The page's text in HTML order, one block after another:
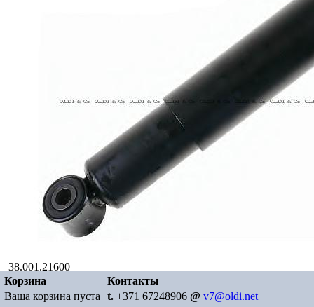
38.001.21600
Группа товара: Амортизаторы Наименование: Амоpтизатоp
подвески DAF - XF-95, XF-105, CF-75IV, CF-85, CF-85IV
Место установки: Задний мост
Тип: O/O Внутр. диаметр
Корзина
Ваша корзина пуста
Контакты
t. +371 67248906 @ v7@oldi.net